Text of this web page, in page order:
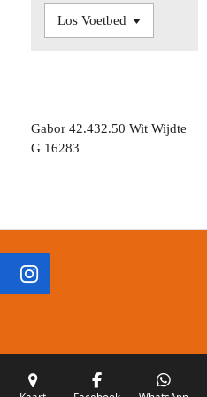
Gabor 42.432.50 Wit Wijdte
G 16283
I
A
G